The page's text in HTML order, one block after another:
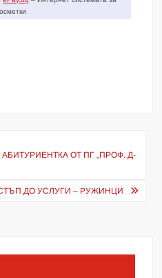
ОТ ПГ „ПРОФ. Д-
ДО УСЛУГИ – РУЖИНЦИ